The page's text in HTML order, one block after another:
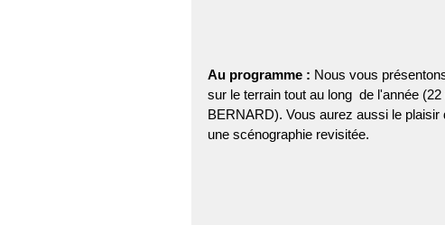
Au programme : Nous vous
sur le terrain tout au long  de l'année
BERNARD). Vous aurez aussi le
une scénographie revisitée.